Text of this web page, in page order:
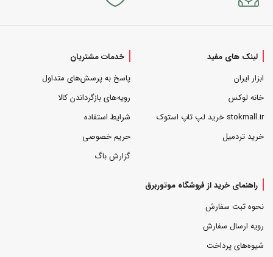
لینک های مفید
ابزار ایران
خانه لوکس
stokmall.ir خرید لپ تاپ استوک
خرید تردمیل
خدمات مشتریان
پاسخ به پرسش‌های متداول
رویه‌های بازگرداندن کالا
شرایط استفاده
حریم خصوصی
گزارش باگ
راهنمای خرید از فروشگاه موتوربرق
نحوه ثبت سفارش
رویه ارسال سفارش
شیوه‌های پرداخت